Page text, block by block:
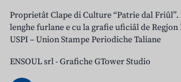
Proprietât Clape di Culture “Patrie dal
lenghe furlane e cu la grafie uficiâl de Regjon
USPI – Union Stampe Periodiche Taliane
ENSOUL srl-Grafiche GTower Studio